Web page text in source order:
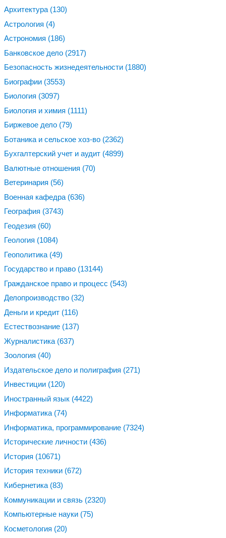
Архитектура (130)
Астрология (4)
Астрономия (186)
Банковское дело (2917)
Безопасность жизнедеятельности (1880)
Биографии (3553)
Биология (3097)
Биология и химия (1111)
Биржевое дело (79)
Ботаника и сельское хоз-во (2362)
Бухгалтерский учет и аудит (4899)
Валютные отношения (70)
Ветеринария (56)
Военная кафедра (636)
География (3743)
Геодезия (60)
Геология (1084)
Геополитика (49)
Государство и право (13144)
Гражданское право и процесс (543)
Делопроизводство (32)
Деньги и кредит (116)
Естествознание (137)
Журналистика (637)
Зоология (40)
Издательское дело и полиграфия (271)
Инвестиции (120)
Иностранный язык (4422)
Информатика (74)
Информатика, программирование (7324)
Исторические личности (436)
История (10671)
История техники (672)
Кибернетика (83)
Коммуникации и связь (2320)
Компьютерные науки (75)
Косметология (20)